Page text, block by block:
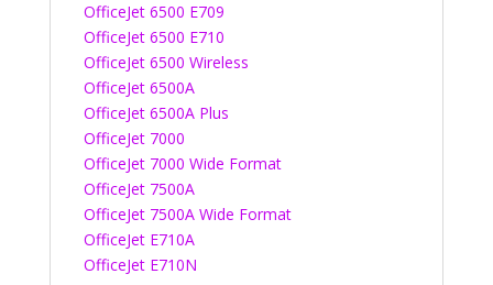
OfficeJet 6500 E709
OfficeJet 6500 E710
OfficeJet 6500 Wireless
OfficeJet 6500A
OfficeJet 6500A Plus
OfficeJet 7000
OfficeJet 7000 Wide Format
OfficeJet 7500A
OfficeJet 7500A Wide Format
OfficeJet E710A
OfficeJet E710N